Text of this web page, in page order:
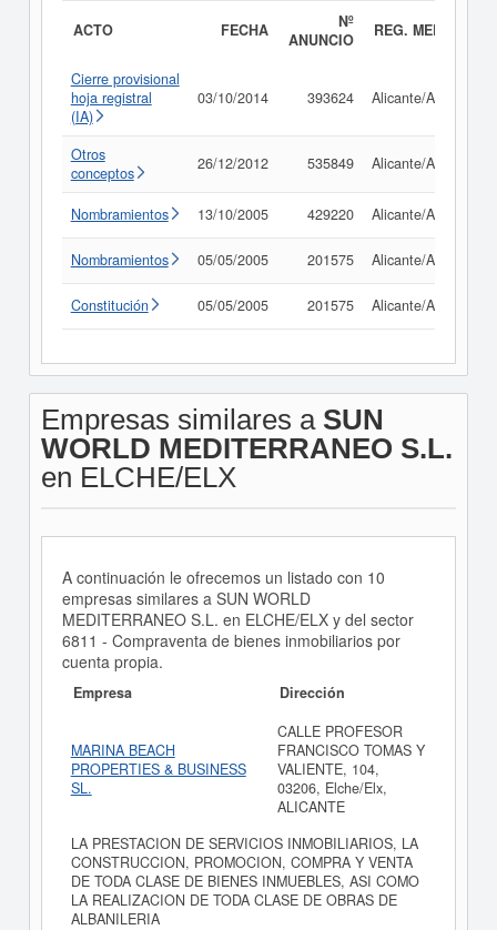
ACTO FECHA
Nº
ANUNCIO
REG. MERC.
Cierre provisional
hoja registral
(IA)
03/10/2014 393624 Alicante/Alacant
Otros
conceptos
26/12/2012 535849 Alicante/Alacant
Nombramientos 13/10/2005 429220 Alicante/Alacant
Nombramientos 05/05/2005 201575 Alicante/Alacant
Constitución 05/05/2005 201575 Alicante/Alacant
Empresas similares a SUN
WORLD MEDITERRANEO S.L.
en ELCHE/ELX
A continuación le ofrecemos un listado con 10
empresas similares a SUN WORLD
MEDITERRANEO S.L. en ELCHE/ELX y del sector
6811 - Compraventa de bienes inmobiliarios por
cuenta propia.
Empresa Dirección
MARINA BEACH
PROPERTIES & BUSINESS
SL.
CALLE PROFESOR
FRANCISCO TOMAS Y
VALIENTE, 104,
03206, Elche/Elx,
ALICANTE
LA PRESTACION DE SERVICIOS INMOBILIARIOS, LA
CONSTRUCCION, PROMOCION, COMPRA Y VENTA
DE TODA CLASE DE BIENES INMUEBLES, ASI COMO
LA REALIZACION DE TODA CLASE DE OBRAS DE
ALBANILERIA